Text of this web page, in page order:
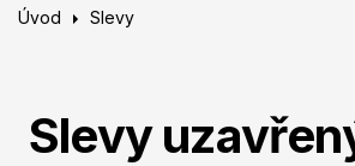
Úvod Slevy
Slevy